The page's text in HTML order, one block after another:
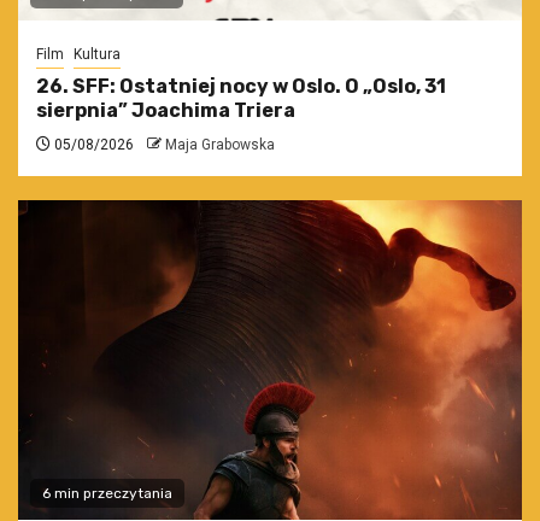
Film Kultura
26. SFF: Ostatniej nocy w Oslo. O „Oslo, 31
sierpnia” Joachima Triera
05/08/2026 Maja Grabowska
6 min przeczytania